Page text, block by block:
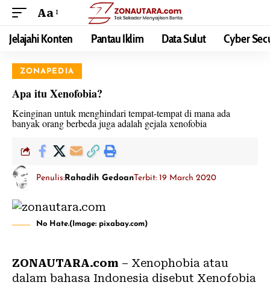
Aa
Jelajahi Konten Pantau Iklim Data Sulut Cyber
ZONAPEDIA
Apa itu Xenofobia?
Keinginan untuk menghindari tempat-tempat di mana ada
banyak orang berbeda juga adalah gejala xenofobia
Penulis: Rahadih GedoanTerbit: 19 March 2020
No Hate.(Image: pixabay.com)
ZONAUTARA.com – Xenophobia atau
dalam bahasa Indonesia disebut Xenofobia